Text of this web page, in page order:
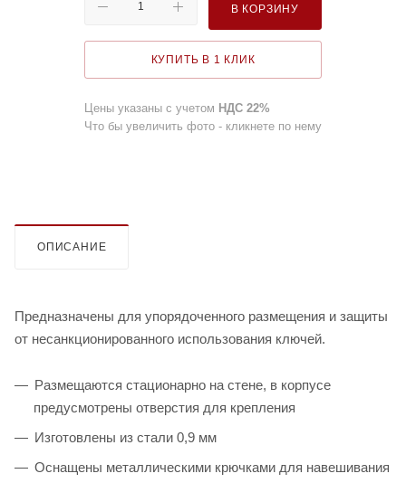
В КОРЗИНУ
КУПИТЬ В 1 КЛИК
Цены указаны с учетом НДС 22%
Что бы увеличить фото - кликнете по нему
ОПИСАНИЕ
Предназначены для упорядоченного размещения и защиты
от несанкционированного использования ключей.
Размещаются стационарно на стене, в корпусе
предусмотрены отверстия для крепления
Изготовлены из стали 0,9 мм
Оснащены металлическими крючками для навешивания